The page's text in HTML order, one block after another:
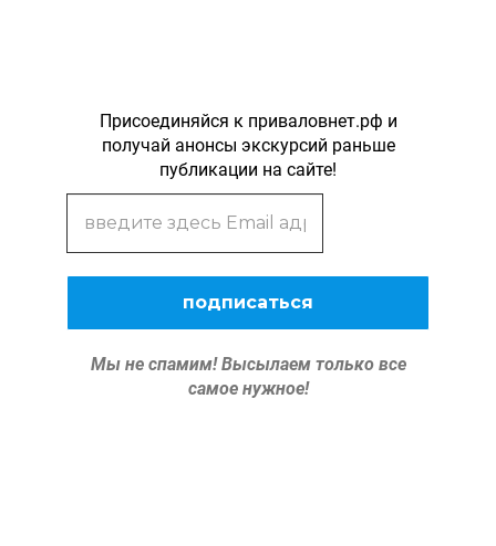
Присоединяйся к приваловнет.рф и
получай анонсы экскурсий раньше
публикации на сайте!
Мы не спамим! Высылаем только все
самое нужное!